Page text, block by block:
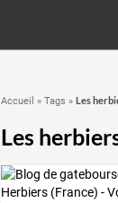
Accueil » Tags » Les
Les